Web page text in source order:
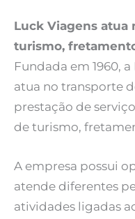
Luck Viagens atua
turismo,
Fundada em 1960,
atua no transporte
prestação de
de turismo,
A empresa possui
atende diferentes
atividades ligadas